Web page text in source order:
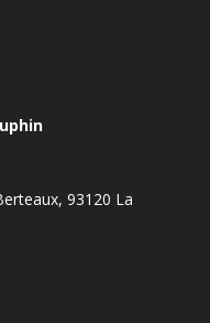
93120 La